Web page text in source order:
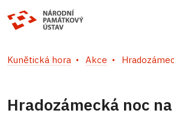
Kunětická hora Akce
Hradozámecká noc